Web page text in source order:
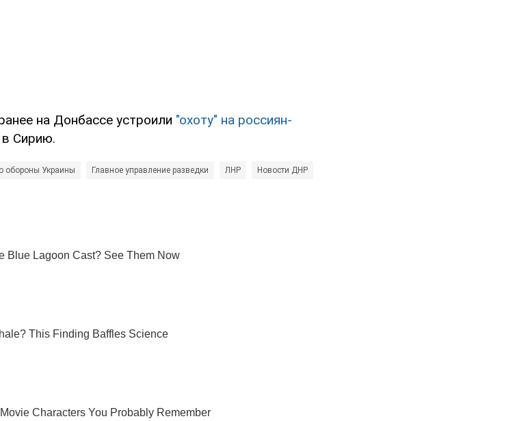
на Донбассе устроили "охоту" на россиян-
Сирию.
обороны Украины Главное управление разведки ЛНР Новости ДНР